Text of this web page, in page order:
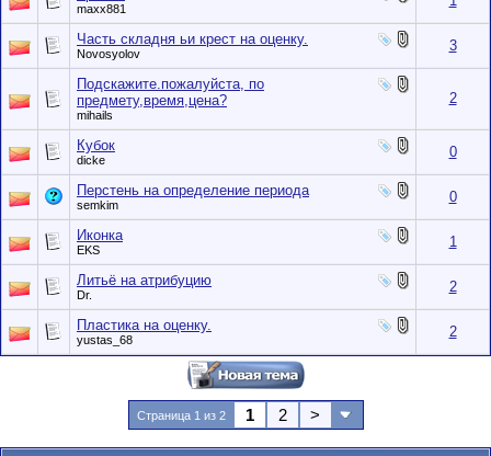
maxx881
Часть складня ьи крест на оценку.
Novosyolov 3
Подскажите.пожалуйста, по
предмету,время,цена?
mihails
2
Кубок
dicke 0
Перстень на определение периода
semkim 0
Иконка
EKS 1
Литьё на атрибуцию
Dr. 2
Пластика на оценку.
yustas_68 2
Страница 1 из 2 1 2 >